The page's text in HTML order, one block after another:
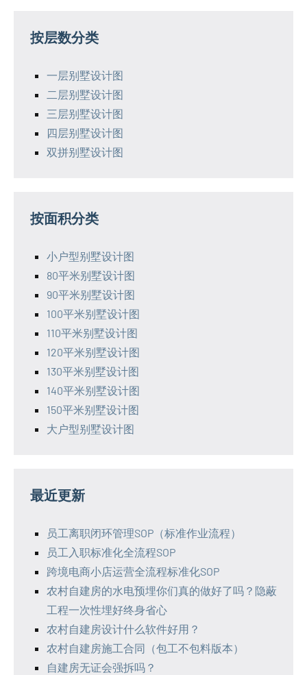
按层数分类
一层别墅设计图
二层别墅设计图
三层别墅设计图
四层别墅设计图
双拼别墅设计图
按面积分类
小户型别墅设计图
80平米别墅设计图
90平米别墅设计图
100平米别墅设计图
110平米别墅设计图
120平米别墅设计图
130平米别墅设计图
140平米别墅设计图
150平米别墅设计图
大户型别墅设计图
最近更新
员工离职闭环管理SOP（标准作业流程）
员工入职标准化全流程SOP
跨境电商小店运营全流程标准化SOP
农村自建房的水电预埋你们真的做好了吗？隐蔽
工程一次性埋好终身省心
农村自建房设计什么软件好用？
农村自建房施工合同（包工不包料版本）
自建房无证会强拆吗？